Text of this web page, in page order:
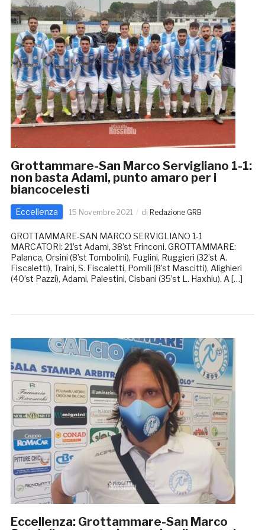
Grottammare-San Marco Servigliano 1-1:
non basta Adami, punto amaro per i
biancocelesti
Eccellenza 15 Novembre 2021 di Redazione GRB
GROTTAMMARE-SAN MARCO SERVIGLIANO 1-1
MARCATORI: 21’st Adami, 38’st Frinconi. GROTTAMMARE:
Palanca, Orsini (8’st Tombolini), Fuglini, Ruggieri (32’st A.
Fiscaletti), Traini, S. Fiscaletti, Pomili (8’st Mascitti), Alighieri
(40’st Pazzi), Adami, Palestini, Cisbani (35’st L. Haxhiu). A […]
Eccellenza: Grottammare-San Marco